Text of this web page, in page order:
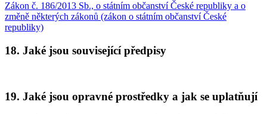
Zákon č. 186/2013 Sb., o státním občanství České republiky a o
změně některých zákonů (zákon o státním občanství České
republiky)
18. Jaké jsou související předpisy
19. Jaké jsou opravné prostředky a jak se uplatňují